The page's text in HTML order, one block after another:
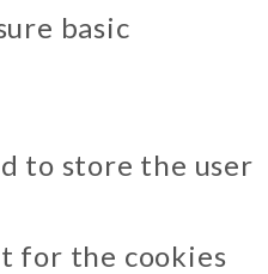
basic
to store the user
for the cookies